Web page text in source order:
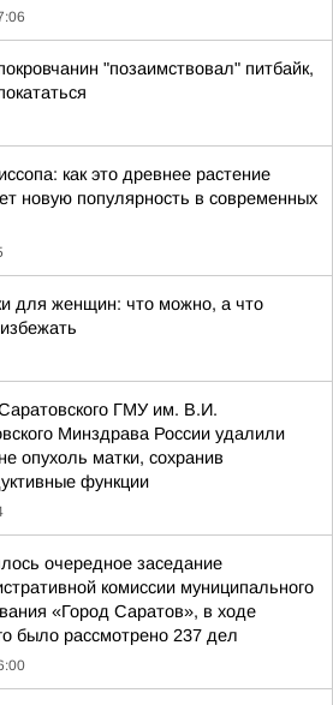
"позаимствовал" питбайк,
как это древнее растение
новую популярность в современных
для женщин: что можно, а что
ГМУ им. В.И.
Минздрава России удалили
опухоль матки, сохранив
функции
очередное заседание
комиссии муниципального
«Город Саратов», в ходе
было рассмотрено 237 дел